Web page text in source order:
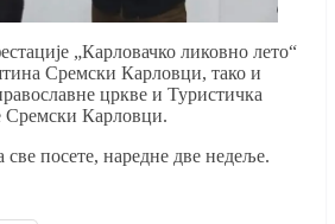
„Карловачко ликовно лето“
Сремски Карловци, тако и
цркве и Туристичка
Сремски Карловци.
све посете, наредне две недеље.